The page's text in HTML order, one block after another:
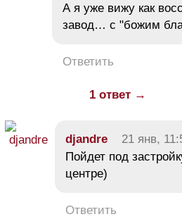
А я уже вижу как
завод… с "божим
Ответить
1 ответ →
djandre 21 янв,
Пойдет под
центре)
Ответить